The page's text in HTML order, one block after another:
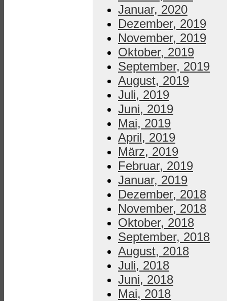
Januar, 2020
Dezember, 2019
November, 2019
Oktober, 2019
September, 2019
August, 2019
Juli, 2019
Juni, 2019
Mai, 2019
April, 2019
März, 2019
Februar, 2019
Januar, 2019
Dezember, 2018
November, 2018
Oktober, 2018
September, 2018
August, 2018
Juli, 2018
Juni, 2018
Mai, 2018